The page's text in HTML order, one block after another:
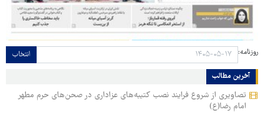
روزنامه: انتخاب
آخرین مطالب
تصاویری از شروع فرایند نصب کتیبه‌های عزاداری در صحن‌های حرم مطهر
امام رضا(ع)